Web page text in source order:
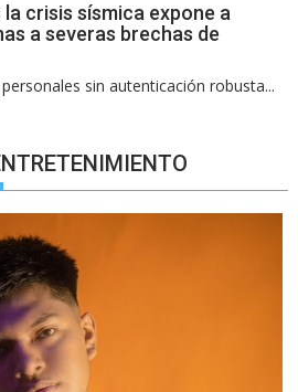
crisis sísmica expone a
a severas brechas de
sin autenticación robusta...